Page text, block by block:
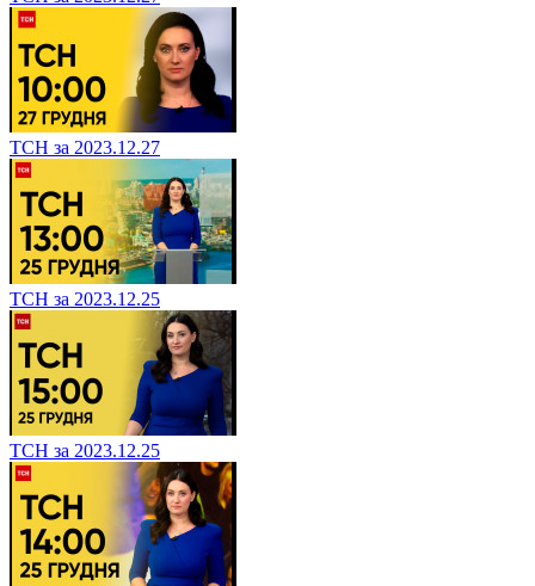
ТСН за 2023.12.27
ТСН за 2023.12.25
ТСН за 2023.12.25